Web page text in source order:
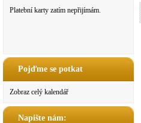
Platební karty zatím nepřijímám.
Pojďme se potkat
Zobraz celý kalendář
Napište nám: